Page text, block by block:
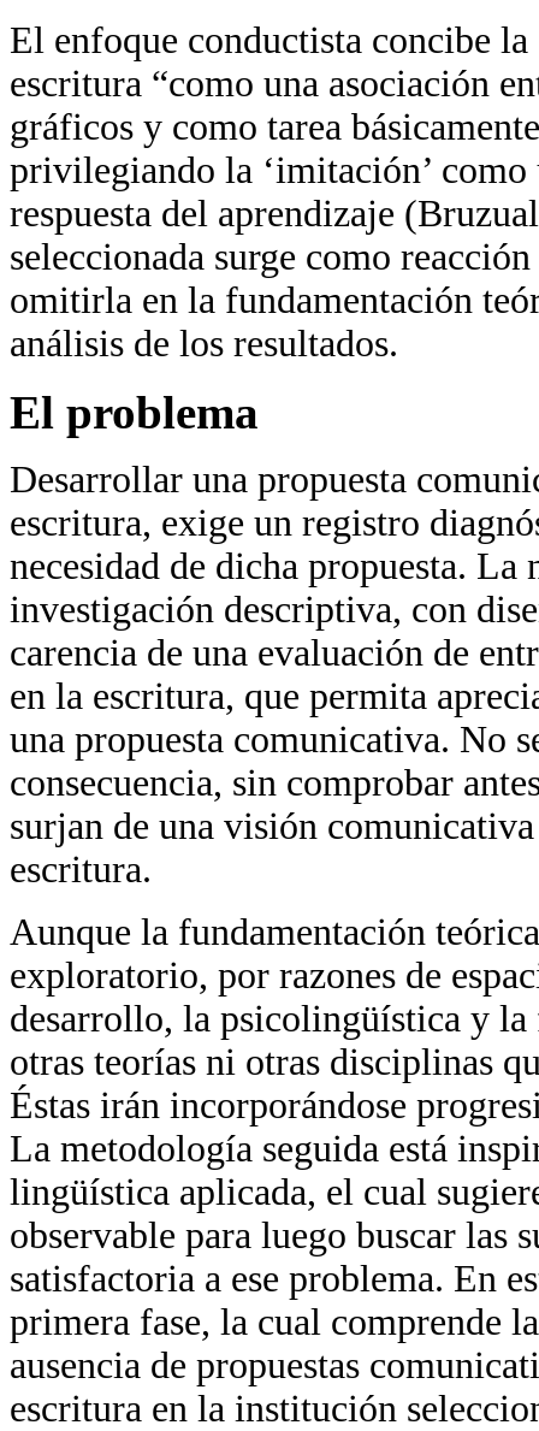
El enfoque conductista concibe
escritura “como una asociación
gráficos y como tarea
privilegiando la ‘imitación’
respuesta del aprendizaje
seleccionada surge como
omitirla en la fundamentación
análisis de los resultados.
El problema
Desarrollar una propuesta
escritura, exige un registro
necesidad de dicha propuesta. La
investigación descriptiva, con
carencia de una evaluación de
en la escritura, que permita
una propuesta comunicativa. No
consecuencia, sin comprobar
surjan de una visión
escritura.
Aunque la fundamentación
exploratorio, por razones de
desarrollo, la psicolingüística y
otras teorías ni otras disciplinas
Éstas irán incorporándose
La metodología seguida está
lingüística aplicada, el cual
observable para luego buscar las
satisfactoria a ese problema. En
primera fase, la cual comprende
ausencia de propuestas
escritura en la institución